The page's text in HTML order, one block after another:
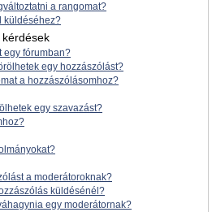
a rangomat?
küldéséhez?
kérdések
egy fórumban?
egy hozzászólást?
a hozzászólásomhoz?
egy szavazást?
a moderátoroknak?
küldésénél?
egy moderátornak?